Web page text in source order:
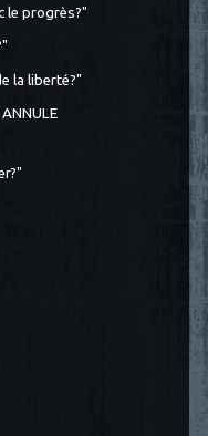
le progrès?"
la liberté?"